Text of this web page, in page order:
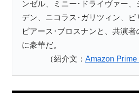
ンゼル、ミニー･ドライヴァー、
デン、ニコラス･ガリツィン、ビ
ピアース･ブロスナンと、共演者
に豪華だ。
（紹介文： Amazon Prime